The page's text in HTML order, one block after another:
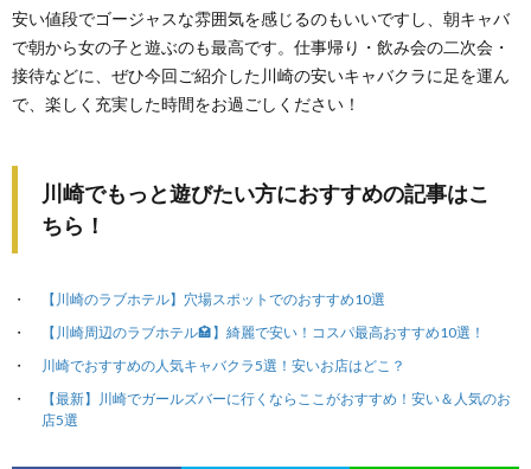
安い値段でゴージャスな雰囲気を感じるのもいいですし、朝キャバ
で朝から女の子と遊ぶのも最高です。仕事帰り・飲み会の二次会・
接待などに、ぜひ今回ご紹介した川崎の安いキャバクラに足を運ん
で、楽しく充実した時間をお過ごしください！
川崎でもっと遊びたい方におすすめの記事はこ
ちら！
【川崎のラブホテル】穴場スポットでのおすすめ10選
【川崎周辺のラブホテル🏩】綺麗で安い！コスパ最高おすすめ10選！
川崎でおすすめの人気キャバクラ5選！安いお店はどこ？
【最新】川崎でガールズバーに行くならここがおすすめ！安い＆人気のお
店5選